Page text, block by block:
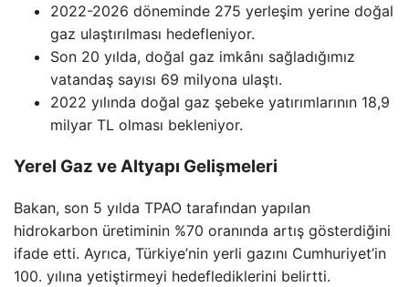
2022-2026 döneminde 275 yerleşim yerine doğal
gaz ulaştırılması hedefleniyor.
Son 20 yılda, doğal gaz imkânı sağladığımız
vatandaş sayısı 69 milyona ulaştı.
2022 yılında doğal gaz şebeke yatırımlarının 18,9
milyar TL olması bekleniyor.
Yerel Gaz ve Altyapı Gelişmeleri
Bakan, son 5 yılda TPAO tarafından yapılan
hidrokarbon üretiminin %70 oranında artış gösterdiğini
ifade etti. Ayrıca, Türkiye’nin yerli gazını Cumhuriyet’in
100. yılına yetiştirmeyi hedeflediklerini belirtti.